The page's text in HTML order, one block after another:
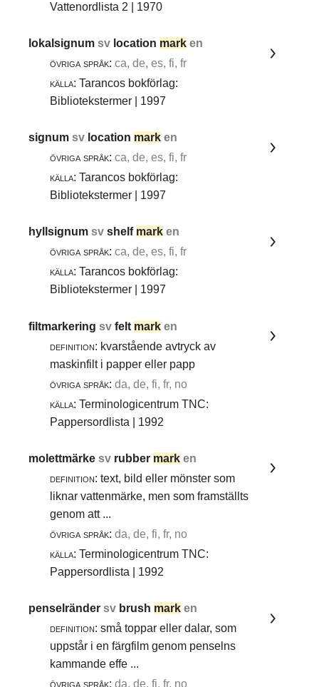
Vattenordlista 2 | 1970
lokalsignumsv location mark en
övriga språk: ca, de, es, fi, fr
källa: Tarancos bokförlag:
Bibliotekstermer | 1997
signumsv location mark en
övriga språk: ca, de, es, fi, fr
källa: Tarancos bokförlag:
Bibliotekstermer | 1997
hyllsignumsvshelf mark en
övriga språk: ca, de, es, fi, fr
källa: Tarancos bokförlag:
Bibliotekstermer | 1997
filtmarkeringsvfelt mark en
definition: kvarstående avtryck av
maskinfilt i papper eller papp
övriga språk: da, de, fi, fr, no
källa: Terminologicentrum TNC:
Pappersordlista | 1992
molettmärkesv rubber mark en
definition: text, bild eller mönster som
liknar vattenmärke, men som framställts
genom att ...
övriga språk: da, de, fi, fr, no
källa: Terminologicentrum TNC:
Pappersordlista | 1992
penselrändersv brush mark en
definition: små toppar eller dalar, som
uppstår i en färgfilm genom penselns
kammande effe ...
övriga språk: da, de, fi, fr, no